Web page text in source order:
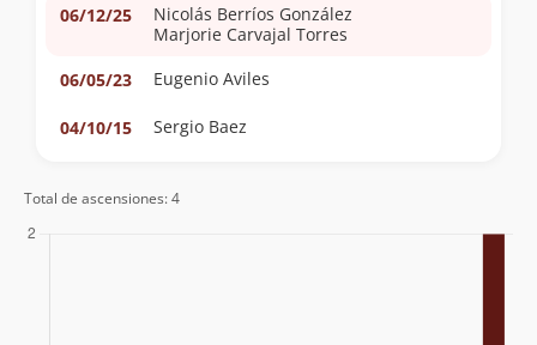
06/12/25
Nicolás Berríos González
Marjorie Carvajal Torres
06/05/23
Eugenio Aviles
04/10/15 Sergio Baez
Total de ascensiones: 4